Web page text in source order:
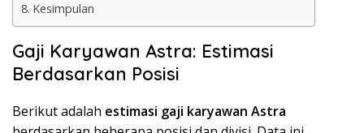
Kesimpulan
Gaji Karyawan Astra: Estimasi
Berdasarkan Posisi
Berikut adalah estimasi gaji karyawan Astra